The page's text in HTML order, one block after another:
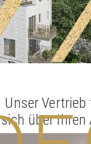
Unser
sich über Ihren